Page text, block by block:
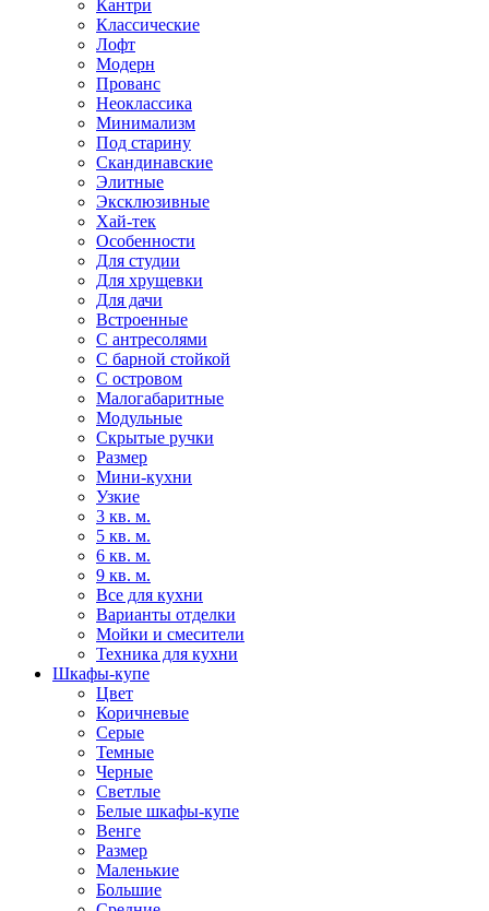
Кантри
Классические
Лофт
Модерн
Прованс
Неоклассика
Минимализм
Под старину
Скандинавские
Элитные
Эксклюзивные
Хай-тек
Особенности
Для студии
Для хрущевки
Для дачи
Встроенные
С антресолями
С барной стойкой
С островом
Малогабаритные
Модульные
Скрытые ручки
Размер
Мини-кухни
Узкие
3 кв. м.
5 кв. м.
6 кв. м.
9 кв. м.
Все для кухни
Варианты отделки
Мойки и смесители
Техника для кухни
Шкафы-купе
Цвет
Коричневые
Серые
Темные
Черные
Светлые
Белые шкафы-купе
Венге
Размер
Маленькие
Большие